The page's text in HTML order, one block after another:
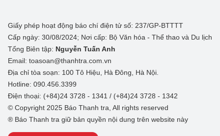
Giấy phép hoạt động báo chí điện tử số: 237/GP-BTTTT
Cấp ngày: 30/08/2024; Nơi cấp: Bộ Văn hóa - Thể thao và Du lịch
Tổng Biên tập: Nguyễn Tuấn Anh
Email: toasoan@thanhtra.com.vn
Địa chỉ tòa soạn: 100 Tô Hiệu, Hà Đông, Hà Nội.
Hotline: 090.456.3399
Điện thoại: (+84)24 3728 - 1341 / (+84)24 3728 - 1342
© Copyright 2025 Báo Thanh tra, All rights reserved
® Báo Thanh tra giữ bản quyền nội dung trên website này